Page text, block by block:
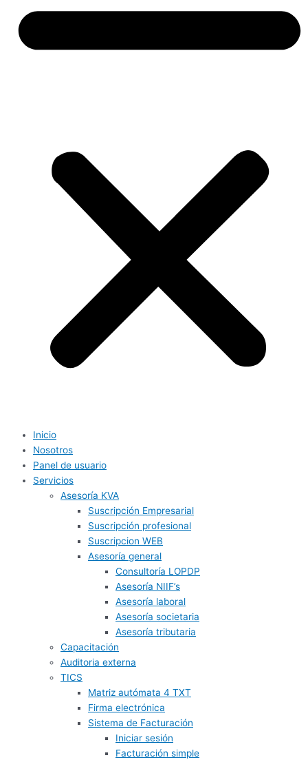
Inicio
Nosotros
Panel de usuario
Servicios
Asesoría KVA
Suscripción Empresarial
Suscripción profesional
Suscripcion WEB
Asesoría general
Consultoría LOPDP
Asesoría NIIF’s
Asesoría laboral
Asesoría societaria
Asesoría tributaria
Capacitación
Auditoria externa
TICS
Matriz autómata 4 TXT
Firma electrónica
Sistema de Facturación
Iniciar sesión
Facturación simple